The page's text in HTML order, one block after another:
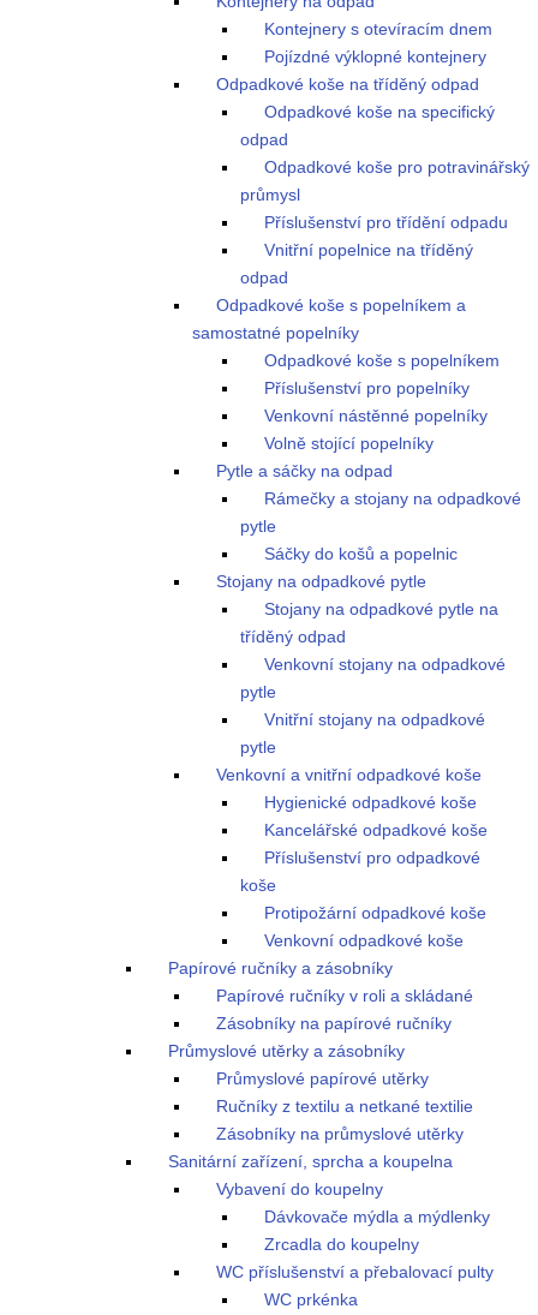
Kontejnery s otevíracím dnem
Pojízdné výklopné kontejnery
Odpadkové koše na tříděný odpad
Odpadkové koše na specifický
odpad
Odpadkové koše pro potravinářský
průmysl
Příslušenství pro třídění odpadu
Vnitřní popelnice na tříděný
odpad
Odpadkové koše s popelníkem a
samostatné popelníky
Odpadkové koše s popelníkem
Příslušenství pro popelníky
Venkovní nástěnné popelníky
Volně stojící popelníky
Pytle a sáčky na odpad
Rámečky a stojany na odpadkové
pytle
Sáčky do košů a popelnic
Stojany na odpadkové pytle
Stojany na odpadkové pytle na
tříděný odpad
Venkovní stojany na odpadkové
pytle
Vnitřní stojany na odpadkové
pytle
Venkovní a vnitřní odpadkové koše
Hygienické odpadkové koše
Kancelářské odpadkové koše
Příslušenství pro odpadkové
koše
Protipožární odpadkové koše
Venkovní odpadkové koše
Papírové ručníky a zásobníky
Papírové ručníky v roli a skládané
Zásobníky na papírové ručníky
Průmyslové utěrky a zásobníky
Průmyslové papírové utěrky
Ručníky z textilu a netkané textilie
Zásobníky na průmyslové utěrky
Sanitární zařízení, sprcha a koupelna
Vybavení do koupelny
Dávkovače mýdla a mýdlenky
Zrcadla do koupelny
WC příslušenství a přebalovací pulty
WC prkénka